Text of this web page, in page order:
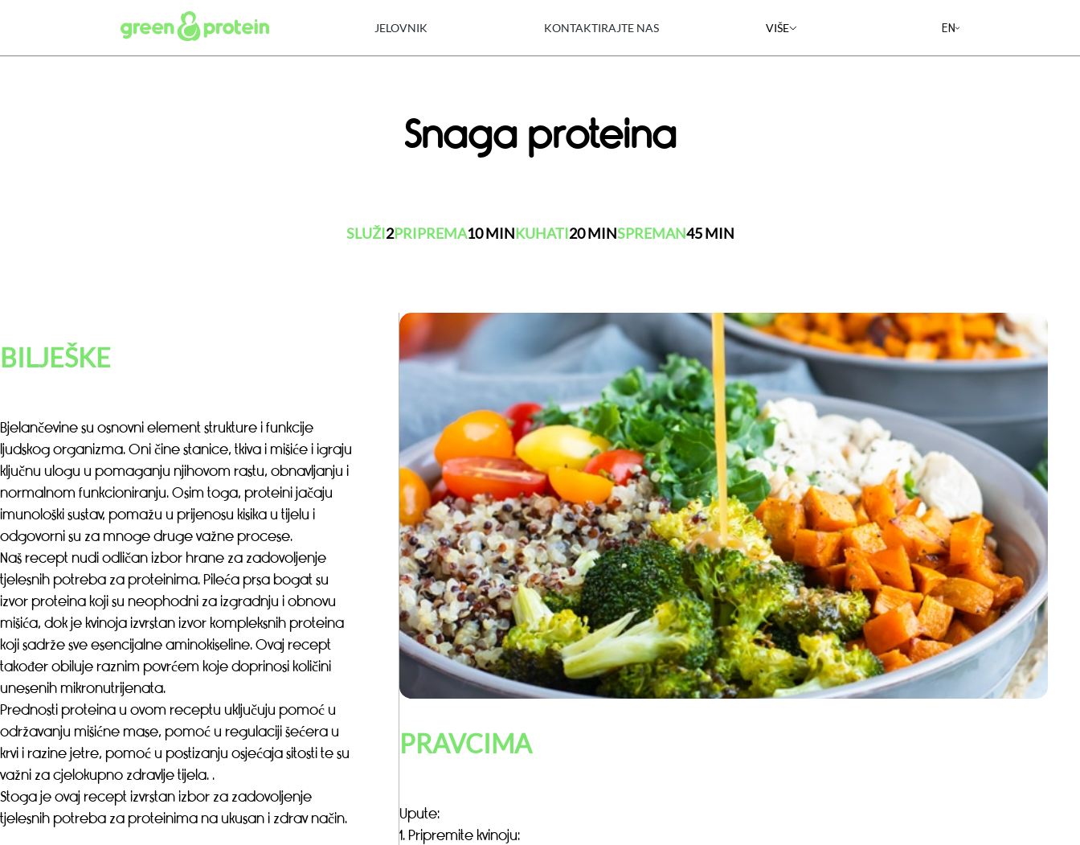
JELOVNIK KONTAKTIRAJTE NAS VIŠE EN
Snaga proteina
SLUŽI2PRIPREMA10 MINKUHATI20 MINSPREMAN45 MIN
BILJEŠKE
Bjelančevine su osnovni element strukture i funkcije
ljudskog organizma. Oni čine stanice, tkiva i mišiće i igraju
ključnu ulogu u pomaganju njihovom rastu, obnavljanju i
normalnom funkcioniranju. Osim toga, proteini jačaju
imunološki sustav, pomažu u prijenosu kisika u tijelu i
odgovorni su za mnoge druge važne procese.
Naš recept nudi odličan izbor hrane za zadovoljenje
tjelesnih potreba za proteinima. Pileća prsa bogat su
izvor proteina koji su neophodni za izgradnju i obnovu
mišića, dok je kvinoja izvrstan izvor kompleksnih proteina
koji sadrže sve esencijalne aminokiseline. Ovaj recept
također obiluje raznim povrćem koje doprinosi količini
unesenih mikronutrijenata.
Prednosti proteina u ovom receptu uključuju pomoć u
održavanju mišićne mase, pomoć u regulaciji šećera u
krvi i razine jetre, pomoć u postizanju osjećaja sitosti te su
važni za cjelokupno zdravlje tijela. .
Stoga je ovaj recept izvrstan izbor za zadovoljenje
tjelesnih potreba za proteinima na ukusan i zdrav način.
PRAVCIMA
Upute:
1. Pripremite kvinoju: